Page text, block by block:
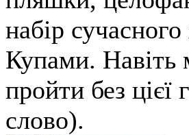
набір
Купами. Навіть
пройти без
слово).